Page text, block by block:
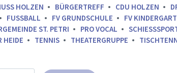
HOLZEN BÜRGERTREFF CDU HOLZEN
FUSSBALL FV GRUNDSCHULE FV
ST. PETRI PRO VOCAL
HEIDE TENNIS THEATERGRUPPE